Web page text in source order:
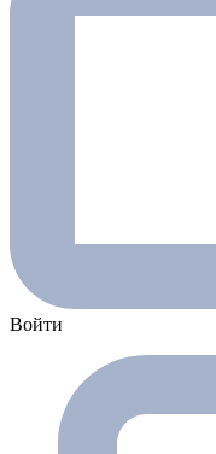
Войти